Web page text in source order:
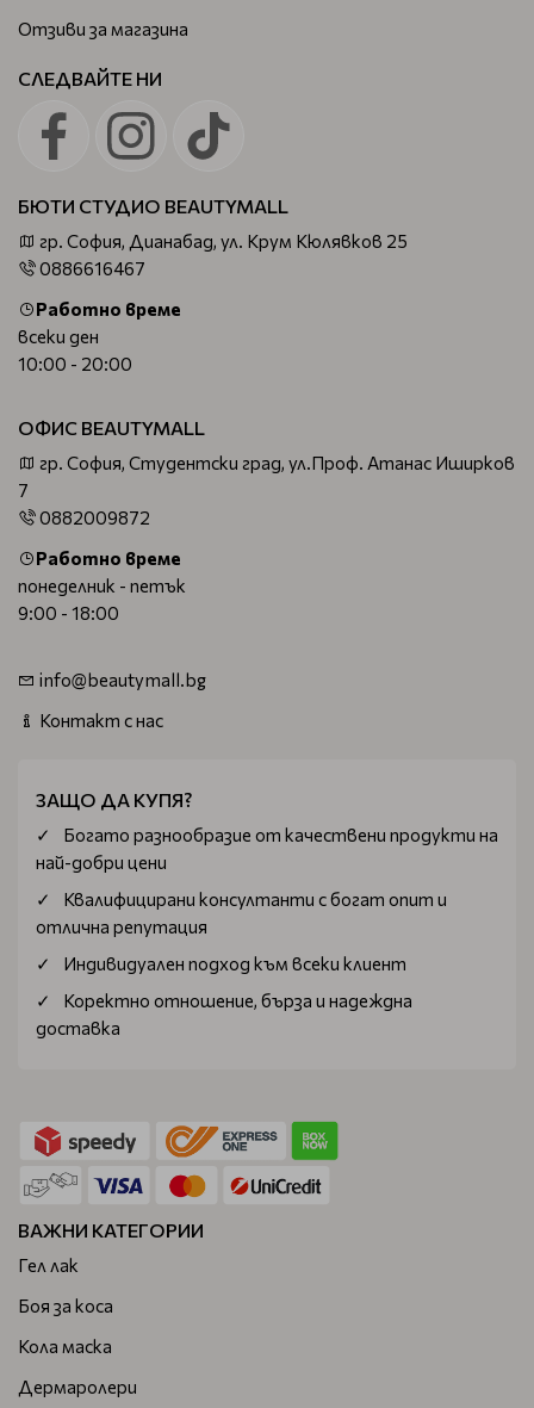
Отзиви за магазина
СЛЕДВАЙТЕ НИ
БЮТИ СТУДИО BEAUTYMALL
гр. София, Дианабад, ул. Крум Кюлявков 25
0886616467
Работно време
всеки ден
10:00 - 20:00
ОФИС BEAUTYMALL
гр. София, Студентски град, ул.Проф. Атанас Иширков
7
0882009872
Работно време
понеделник - петък
9:00 - 18:00
info@beautymall.bg
Контакт с нас
ЗАЩО ДА КУПЯ?
Богатo разнообразие от качествени продукти на
най-добри цени
Квалифицирани консултанти с богат опит и
отлична репутация
Индивидуален подход към всеки клиент
Коректно отношение, бърза и надеждна
доставка
ВАЖНИ КАТЕГОРИИ
Гел лак
Боя за коса
Кола маска
Дермаролери